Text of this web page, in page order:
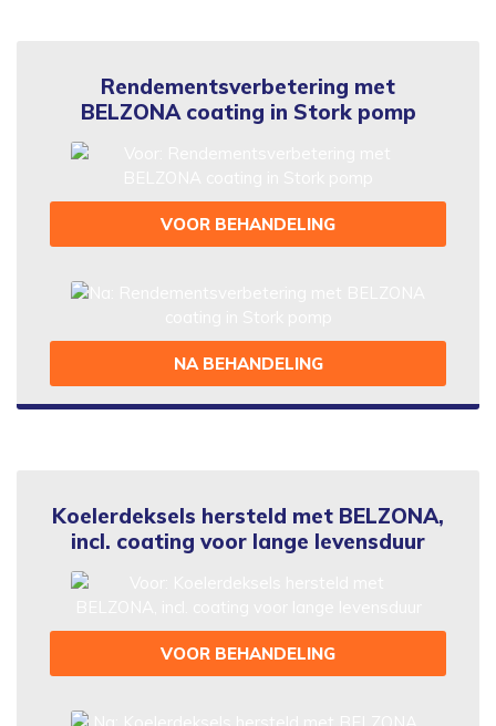
Rendementsverbetering met
BELZONA coating in Stork pomp
VOOR BEHANDELING
NA BEHANDELING
Koelerdeksels hersteld met BELZONA,
incl. coating voor lange levensduur
VOOR BEHANDELING